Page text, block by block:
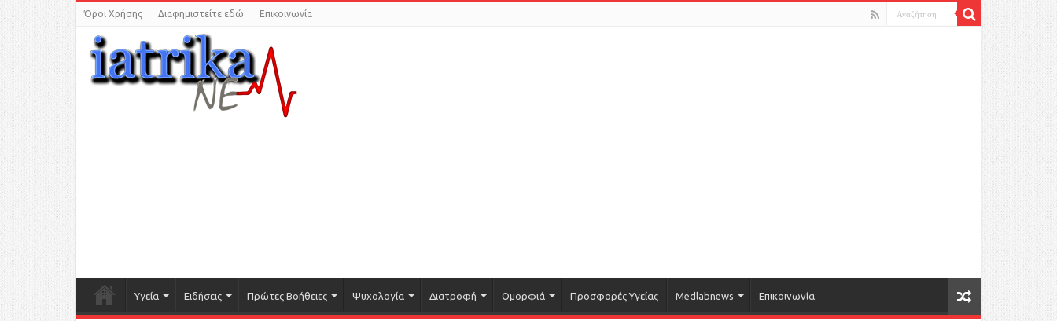
Όροι Χρήσης Διαφημιστείτε εδώ Επικοινωνία
Υγεία Ειδήσεις Πρώτες Βοήθειες Ψυχολογία Διατροφή Ομορφιά Προσφορές Υγείας Medlabnews Επικοινωνία